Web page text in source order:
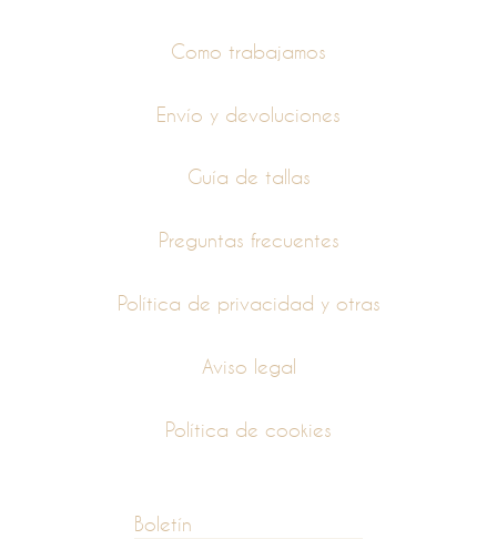
Como trabajamos
Envío y devoluciones
Guía de tallas
Preguntas frecuentes
Política de privacidad y otras
Aviso legal
Política de cookies
Boletín